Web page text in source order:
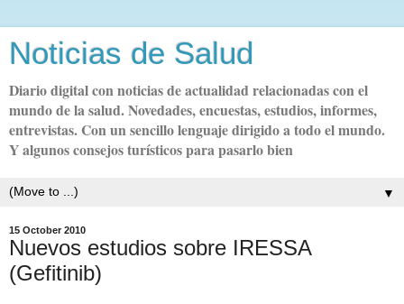
Noticias de Salud
Diario digital con noticias de actualidad relacionadas con el
mundo de la salud. Novedades, encuestas, estudios, informes,
entrevistas. Con un sencillo lenguaje dirigido a todo el mundo.
Y algunos consejos turísticos para pasarlo bien
▼
15 October 2010
Nuevos estudios sobre IRESSA
(Gefitinib)